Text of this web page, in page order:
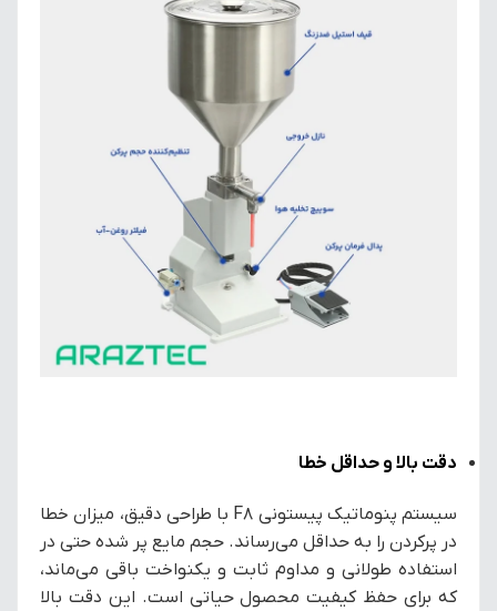
دقت بالا و حداقل خطا
سیستم پنوماتیک پیستونی F8 با طراحی دقیق، میزان خطا
در پرکردن را به حداقل می‌رساند. حجم مایع پر شده حتی در
استفاده طولانی و مداوم ثابت و یکنواخت باقی می‌ماند،
که برای حفظ کیفیت محصول حیاتی است. این دقت بالا